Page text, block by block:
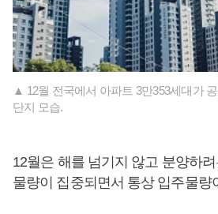
▲ 12월 전국에서 아파트 3만353세대가
단지 모습.
12월은 해를 넘기지 않고 분양하
물량이 집중되면서 통상 입주물량